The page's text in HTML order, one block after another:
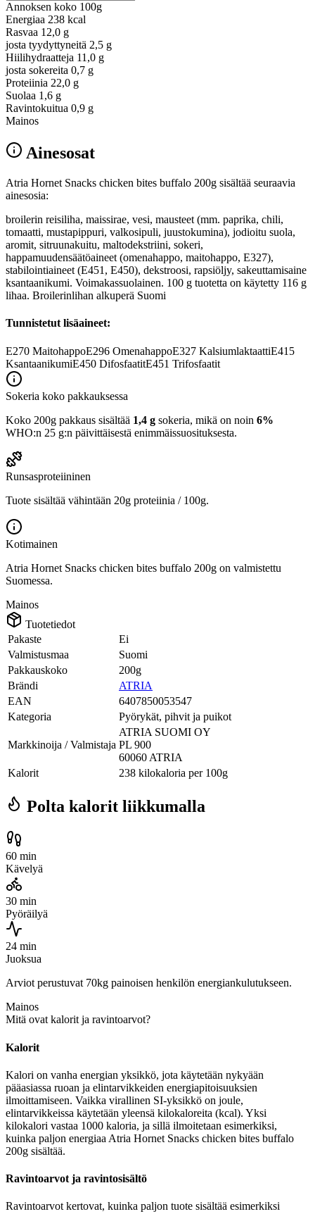
Annoksen koko 100g
Energiaa 238 kcal
Rasvaa 12,0 g
josta tyydyttyneitä 2,5 g
Hiilihydraatteja 11,0 g
josta sokereita 0,7 g
Proteiinia 22,0 g
Suolaa 1,6 g
Ravintokuitua 0,9 g
Mainos
Ainesosat
Atria Hornet Snacks chicken bites buffalo 200g sisältää seuraavia
ainesosia:
broilerin reisiliha, maissirae, vesi, mausteet (mm. paprika, chili,
tomaatti, mustapippuri, valkosipuli, juustokumina), jodioitu suola,
aromit, sitruunakuitu, maltodekstriini, sokeri,
happamuudensäätöaineet (omenahappo, maitohappo, E327),
stabilointiaineet (E451, E450), dekstroosi, rapsiöljy, sakeuttamisaine
ksantaanikumi. Voimakassuolainen. 100 g tuotetta on käytetty 116 g
lihaa. Broilerinlihan alkuperä Suomi
Tunnistetut lisäaineet:
E270 MaitohappoE296 OmenahappoE327 KalsiumlaktaattiE415
KsantaanikumiE450 DifosfaatitE451 Trifosfaatit
Sokeria koko pakkauksessa
Koko 200g pakkaus sisältää 1,4 g sokeria, mikä on noin 6%
WHO:n 25 g:n päivittäisestä enimmäissuosituksesta.
Runsasproteiininen
Tuote sisältää vähintään 20g proteiinia / 100g.
Kotimainen
Atria Hornet Snacks chicken bites buffalo 200g on valmistettu
Suomessa.
Mainos
Tuotetiedot
Pakaste
Ei
Valmistusmaa
Suomi
Pakkauskoko
200g
Brändi
ATRIA
EAN
6407850053547
Kategoria
Pyörykät, pihvit ja puikot
Markkinoija / Valmistaja
ATRIA SUOMI OY
PL 900
60060 ATRIA
Kalorit
238 kilokaloria per 100g
Polta kalorit liikkumalla
60 min
Kävelyä
30 min
Pyöräilyä
24 min
Juoksua
Arviot perustuvat 70kg painoisen henkilön energiankulutukseen.
Mainos
Mitä ovat kalorit ja ravintoarvot?
Kalorit
Kalori on vanha energian yksikkö, jota käytetään nykyään
pääasiassa ruoan ja elintarvikkeiden energiapitoisuuksien
ilmoittamiseen. Vaikka virallinen SI-yksikkö on joule,
elintarvikkeissa käytetään yleensä kilokaloreita (kcal). Yksi
kilokalori vastaa 1000 kaloria, ja sillä ilmoitetaan esimerkiksi,
kuinka paljon energiaa Atria Hornet Snacks chicken bites buffalo
200g sisältää.
Ravintoarvot ja ravintosisältö
Ravintoarvot kertovat, kuinka paljon tuote sisältää esimerkiksi